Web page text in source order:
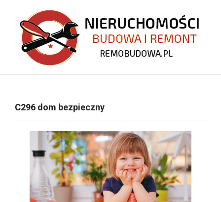
content
REMOBUDOWA.PL
Navigation
C296 dom bezpieczny